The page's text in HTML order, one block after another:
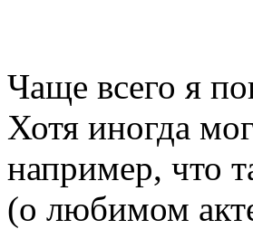
Чаще всего я
Хотя иногда
например, что
(о любимом